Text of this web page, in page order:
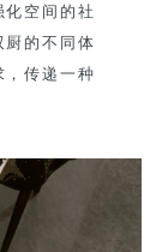
空间的社
厨的不同体
，传递一种